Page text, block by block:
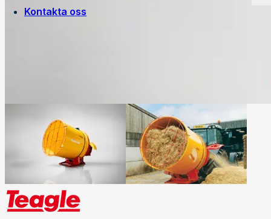
Egen tillverkning
Kontakta oss